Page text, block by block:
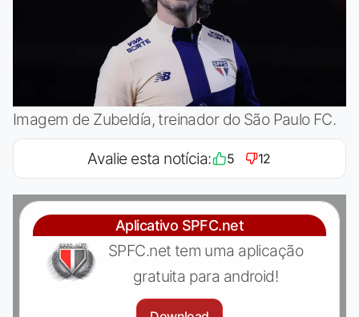
Imagem de Zubeldía, treinador do São Paulo FC.
Avalie esta notícia: 5 12
Aplicativo SPFC.net
SPFC.net tem uma aplicação
gratuita para android!